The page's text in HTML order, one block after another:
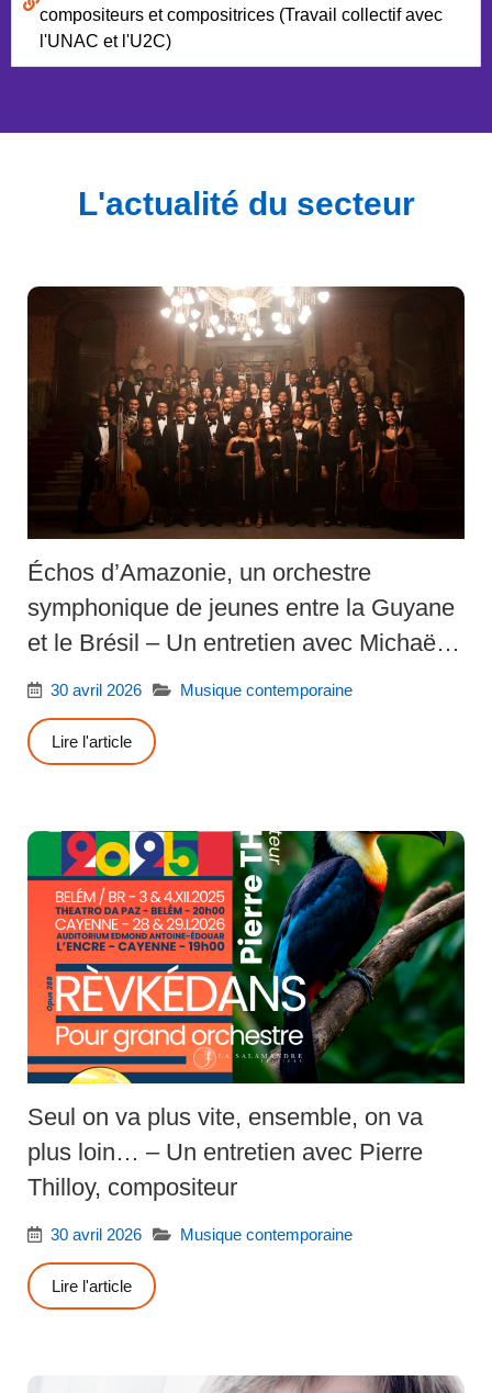
compositeurs et compositrices (Travail collectif avec
l'UNAC et l'U2C)
L'actualité du secteur
Échos d’Amazonie, un orchestre
symphonique de jeunes entre la Guyane
et le Brésil – Un entretien avec Michaëlle
Ngo Yamb Ngan
30 avril 2026 Musique contemporaine
Lire l'article
Seul on va plus vite, ensemble, on va
plus loin… – Un entretien avec Pierre
Thilloy, compositeur
30 avril 2026 Musique contemporaine
Lire l'article